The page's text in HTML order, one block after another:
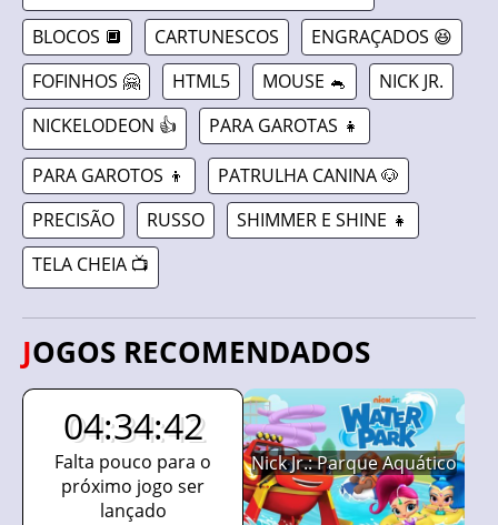
BLOCOS 🔲 CARTUNESCOS
ENGRAÇADOS 😆
FOFINHOS 🤗
HTML5 MOUSE 🐁
NICK JR.
NICKELODEON 👍
PARA GAROTAS 👧
PARA GAROTOS 👦
PATRULHA CANINA 🐶
PRECISÃO
RUSSO
SHIMMER E SHINE 👧
TELA CHEIA 📺
JOGOS RECOMENDADOS
04:34:41
Falta pouco para o
próximo jogo ser
lançado
Nick Jr.: Parque Aquático